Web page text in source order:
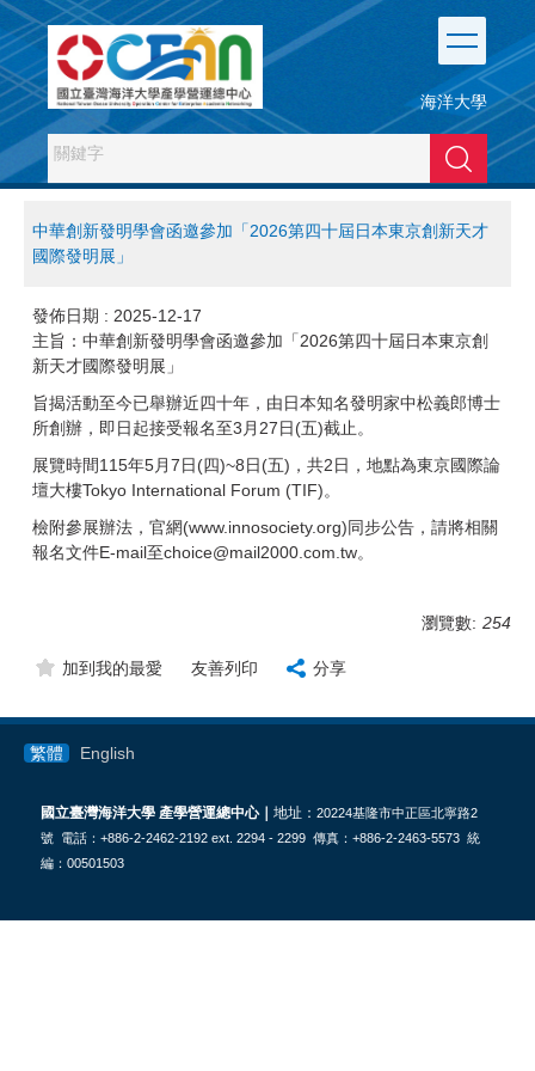
跳
到
主
要
內
容
區
海洋大學
搜尋
中華創新發明學會函邀參加「2026第四十屆日本東京創新天才
國際發明展」
發佈日期 : 2025-12-17
主旨：中華創新發明學會函邀參加「2026第四十屆日本東京創
新天才國際發明展」
旨揭活動至今已舉辦近四十年，由日本知名發明家中松義郎博士
所創辦，即日起接受報名至3月27日(五)截止。
展覽時間115年5月7日(四)~8日(五)，共2日，地點為東京國際論
壇大樓Tokyo International Forum (TIF)。
檢附參展辦法，官網(www.innosociety.org)同步公告，請將相關
報名文件E-mail至choice@mail2000.com.tw。
瀏覽數: 254
加到我的最愛 友善列印 分享
繁體 English
國立臺灣海洋大學 產學營運總中心｜ 地址： 20224基隆市中正區北寧路2
號 電話：+886-2-2462-2192 ext. 2294 - 2299 傳真：+886-2-2463-5573 統
編：00501503